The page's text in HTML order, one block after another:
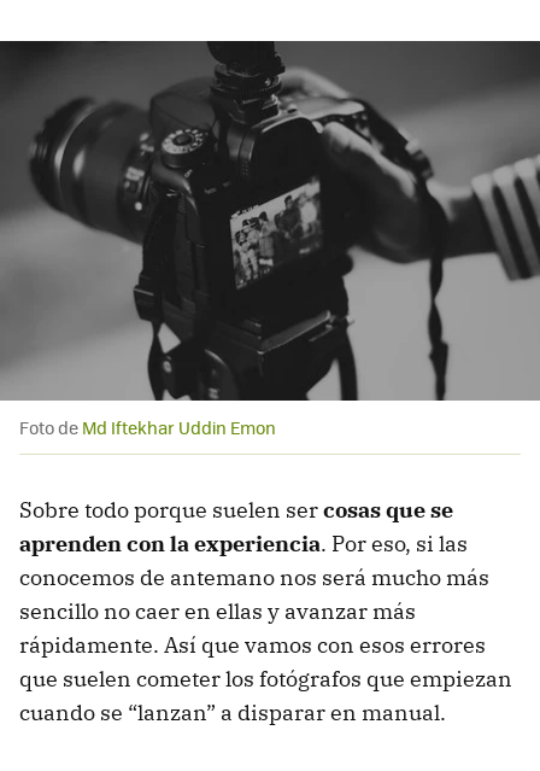
Foto de Md Iftekhar Uddin Emon
Sobre todo porque suelen sercosas que se
aprenden con la experiencia. Por eso, si las
conocemos de antemano nos será mucho más
sencillo no caer en ellas y avanzar más
rápidamente. Así que vamos con esos errores
que suelen cometer los fotógrafos que empiezan
cuando se “lanzan” a disparar en manual.